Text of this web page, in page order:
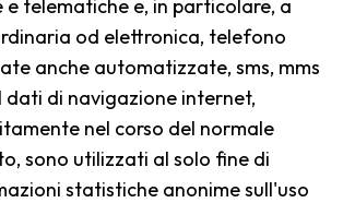
telematiche e, in particolare, a
od elettronica, telefono
anche automatizzate, sms, mms
dati di navigazione internet,
nel corso del normale
sono utilizzati al solo fine di
statistiche anonime sull'uso